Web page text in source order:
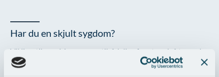
Har du en skjult sygdom?
Vil livsstilsændringer være tilrådelige for at undgå truende
sygdom?